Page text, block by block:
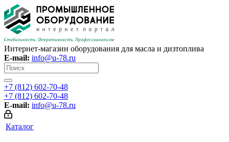
Интернет-магазин оборудования для масла и дизтоплива
E-mail: info@u-78.ru
+7 (812) 602-70-48
+7 (812) 602-70-48
E-mail: info@u-78.ru
Каталог